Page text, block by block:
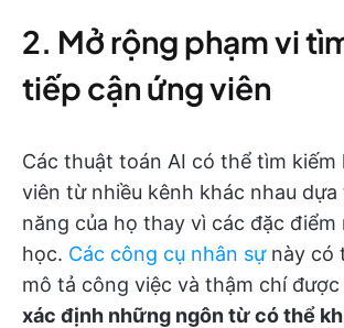
2. Mở rộng phạm vi
tiếp cận ứng viên
Các thuật toán AI có thể tìm kiếm
viên từ nhiều kênh khác nhau
năng của họ thay vì các đặc điểm
học. Các công cụ nhân sựnày có
mô tả công việc và thậm chí
xác định những ngôn từ có thể